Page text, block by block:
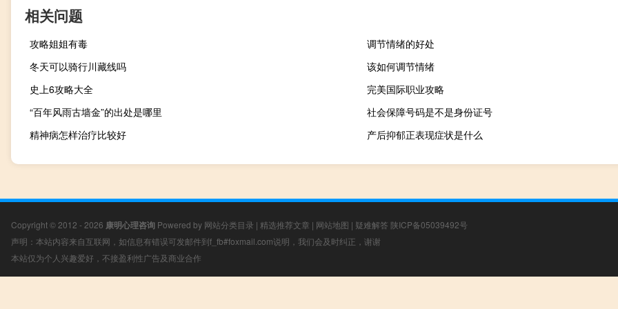
相关问题
攻略姐姐有毒
调节情绪的好处
冬天可以骑行川藏线吗
该如何调节情绪
史上6攻略大全
完美国际职业攻略
“百年风雨古墙金”的出处是哪里
社会保障号码是不是身份证号
精神病怎样治疗比较好
产后抑郁正表现症状是什么
Copyright © 2012 - 2026 康明心理咨询 Powered by 网站分类目录 | 精选推荐文章 | 网站地图 | 疑难解答 陕ICP备05039492号
声明：本站内容来自互联网，如信息有错误可发邮件到f_fb#foxmail.com说明，我们会及时纠正，谢谢
本站仅为个人兴趣爱好，不接盈利性广告及商业合作